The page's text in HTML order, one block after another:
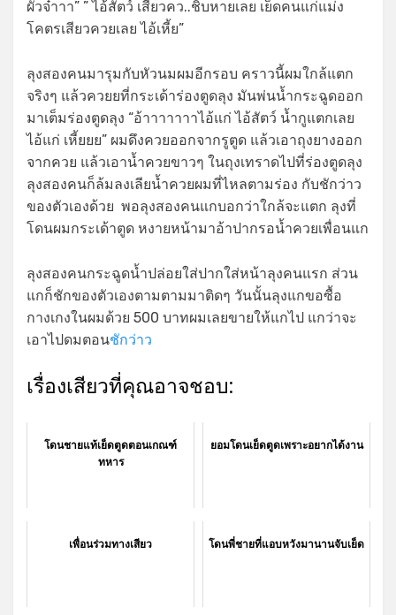
ผัวจ๋าาา” ” ไอ้สัตว์ เสียวคว..ชิบหายเลย เย็ดคนแก่แม่ง
โคตรเสียวควยเลย ไอ้เหี้ย”
ลุงสองคนมารุมกับหัวนมผมอีกรอบ คราวนี้ผมใกล้แตก
จริงๆ แล้วควยยที่กระเด้าร่องตูดลุง มันพ่นน้ำกระฉูดออก
มาเต็มร่องตูดลุง “อ้าาาาาาาไอ้แก่ ไอ้สัตว์ น้ำกูแตกเลย
ไอ้แก่ เหี้ยยย” ผมดึงควยออกจากรูตูด แล้วเอาถุงยางออก
จากควย แล้วเอานํ้าควยขาวๆ ในถุงเทราดไปที่ร่องตูดลุง
ลุงสองคนก็ล้มลงเลียน้ำควยผมที่ไหลตามร่อง กับชักว่าว
ของตัวเองด้วย พอลุงสองคนแกบอกว่าใกล้จะแตก ลุงที่
โดนผมกระเด้าตูด หงายหน้ามาอ้าปากรอน้ำควยเพื่อนแก
ลุงสองคนกระฉูดน้ำปล่อยใส่ปากใส่หน้าลุงคนแรก ส่วน
แกก็ชักของตัวเองตามตามมาติดๆ วันนั้นลุงแกขอซื้อ
กางเกงในผมด้วย 500 บาทผมเลยขายให้แกไป แกว่าจะ
เอาไปดมตอนชักว่าว
เรื่องเสียวที่คุณอาจชอบ:
โดนชายแท้เย็ดตูดตอนเกณฑ์
ทหาร
ยอมโดนเย็ดตูดเพราะอยากได้งาน
เพื่อนร่วมทางเสียว โดนพี่ชายที่แอบหวังมานานจับเย็ด